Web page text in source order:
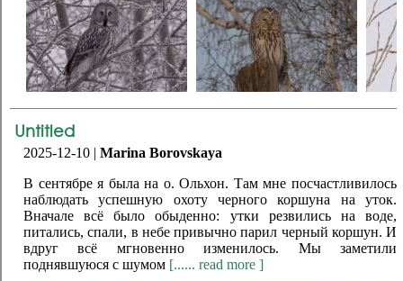
Untitled
2025-12-10 | Marina Borovskaya
В сентябре я была на о. Ольхон. Там мне посчастливилось
наблюдать успешную охоту черного коршуна на уток.
Вначале всё было обыденно: утки резвились на воде,
питались, спали, в небе привычно парил черный коршун. И
вдруг всё мгновенно изменилось. Мы заметили
поднявшуюся с шумом [...... read more ]